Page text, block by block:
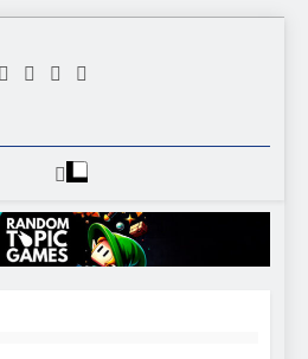
Random
Games
Videojuego Favorito